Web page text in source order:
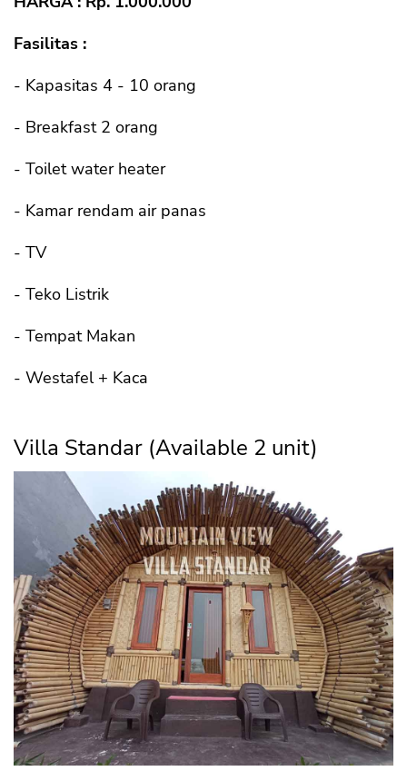
Fasilitas :
- Kapasitas 4 - 10 orang
- Breakfast 2 orang
- Toilet water heater
- Kamar rendam air panas
- TV
- Teko Listrik
- Tempat Makan
- Westafel + Kaca
Villa Standar (Available 2 unit)